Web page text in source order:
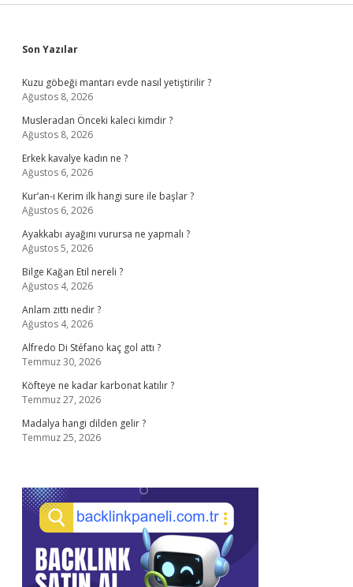
Sidebar
Son Yazılar
Kuzu göbeği mantarı evde nasıl yetiştirilir ?
Ağustos 8, 2026
Musleradan Önceki kaleci kimdir ?
Ağustos 8, 2026
Erkek kavalye kadın ne ?
Ağustos 6, 2026
Kur’an-ı Kerim ilk hangi sure ile başlar ?
Ağustos 6, 2026
Ayakkabı ayağını vurursa ne yapmalı ?
Ağustos 5, 2026
Bilge Kağan Etil nereli ?
Ağustos 4, 2026
Anlam zıttı nedir ?
Ağustos 4, 2026
Alfredo Di Stéfano kaç gol attı ?
Temmuz 30, 2026
Köfteye ne kadar karbonat katılır ?
Temmuz 27, 2026
Madalya hangi dilden gelir ?
Temmuz 25, 2026